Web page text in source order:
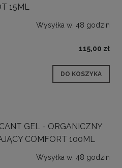
15ML
Wysyłka w: 48 godzin
115,00 zł
DO KOSZYKA
GEL - ORGANICZNY
COMFORT 100ML
Wysyłka w: 48 godzin